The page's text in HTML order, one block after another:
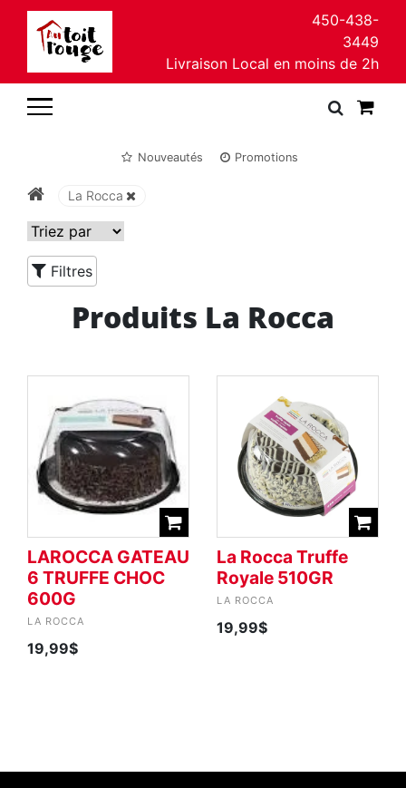
450-438-
3449
Livraison Local en moins de 2h
Nouveautés Promotions
La Rocca
Filtres
Produits La Rocca
LAROCCA GATEAU
6 TRUFFE CHOC
600G
LA ROCCA
19,99$
La Rocca Truffe
Royale 510GR
LA ROCCA
19,99$